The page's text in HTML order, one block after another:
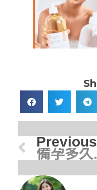
Previous
備孕多久